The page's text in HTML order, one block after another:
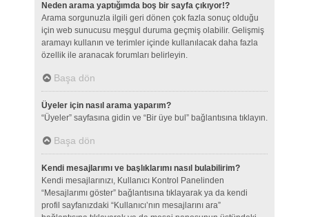
Neden arama yaptığımda boş bir sayfa çıkıyor!?
Arama sorgunuzla ilgili geri dönen çok fazla sonuç olduğu
için web sunucusu meşgul duruma geçmiş olabilir. Gelişmiş
aramayı kullanın ve terimler içinde kullanılacak daha fazla
özellik ile aranacak forumları belirleyin.
Başa dön
Üyeler için nasıl arama yaparım?
“Üyeler” sayfasına gidin ve “Bir üye bul” bağlantısına tıklayın.
Başa dön
Kendi mesajlarımı ve başlıklarımı nasıl bulabilirim?
Kendi mesajlarınızı, Kullanıcı Kontrol Panelinden
“Mesajlarımı göster” bağlantısına tıklayarak ya da kendi
profil sayfanızdaki “Kullanıcı’nın mesajlarını ara”